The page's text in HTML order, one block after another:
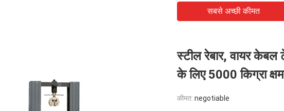
सबसे अच्छी कीमत
स्टील रेबार, वायर
के लिए 5000 किग्रा
कीमत: negotiable